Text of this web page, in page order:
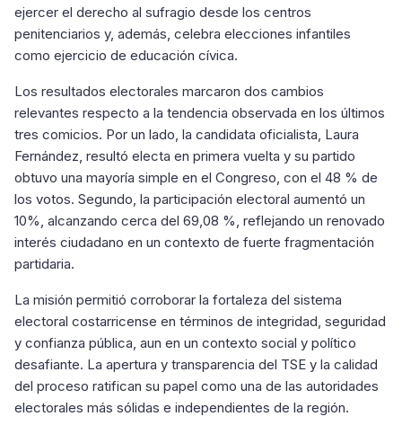
ejercer el derecho al sufragio desde los centros
penitenciarios y, además, celebra elecciones infantiles
como ejercicio de educación cívica.
Los resultados electorales marcaron dos cambios
relevantes respecto a la tendencia observada en los últimos
tres comicios. Por un lado, la candidata oficialista, Laura
Fernández, resultó electa en primera vuelta y su partido
obtuvo una mayoría simple en el Congreso, con el 48 % de
los votos. Segundo, la participación electoral aumentó un
10%, alcanzando cerca del 69,08 %, reflejando un renovado
interés ciudadano en un contexto de fuerte fragmentación
partidaria.
La misión permitió corroborar la fortaleza del sistema
electoral costarricense en términos de integridad, seguridad
y confianza pública, aun en un contexto social y político
desafiante. La apertura y transparencia del TSE y la calidad
del proceso ratifican su papel como una de las autoridades
electorales más sólidas e independientes de la región.